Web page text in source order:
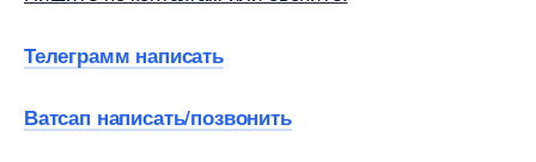
Телеграмм написать
атсап написать/позвонить